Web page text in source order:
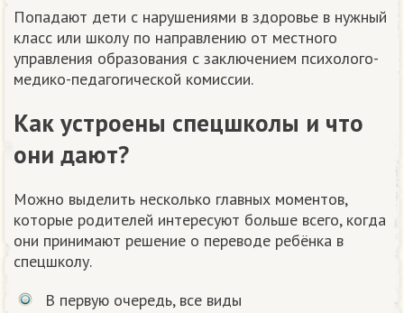
Попадают дети с нарушениями в здоровье в нужный
класс или школу по направлению от местного
управления образования с заключением психолого-
медико-педагогической комиссии.
Как устроены спецшколы и что
они дают?
Можно выделить несколько главных моментов,
которые родителей интересуют больше всего, когда
они принимают решение о переводе ребёнка в
спецшколу.
В первую очередь, все виды